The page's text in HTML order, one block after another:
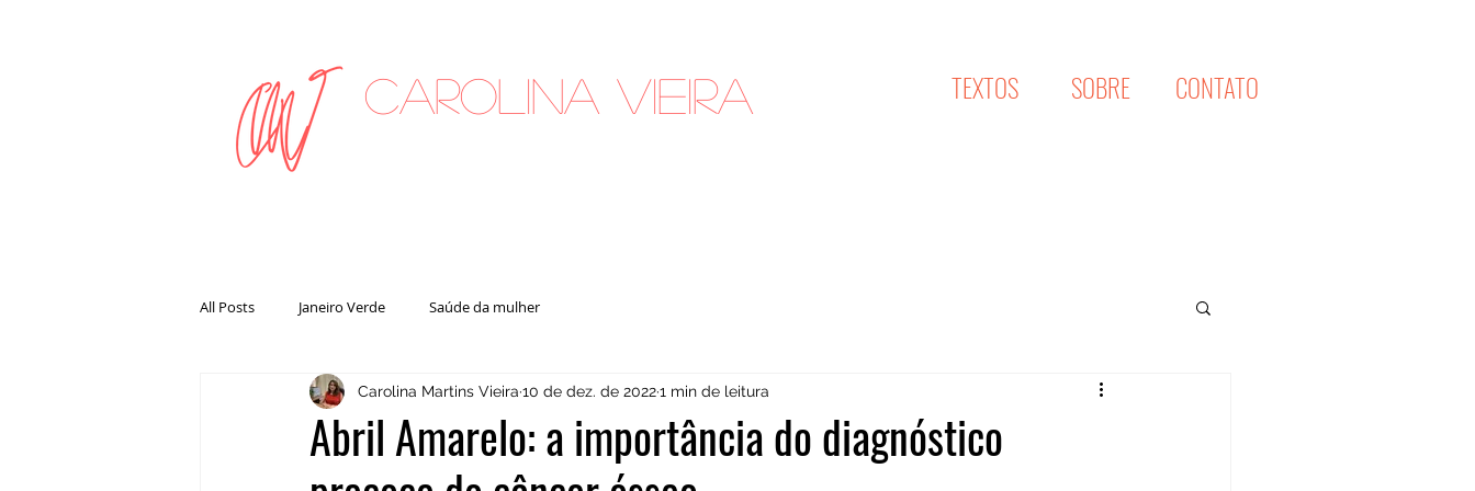
TEXTOS SOBRE CONTATO
Carolina Vieira
All Posts Janeiro Verde Saúde da mulher
Abril Amarelo: a importância do diagnóstico
Carolina Martins Vieira 10 de dez. de 20221 min de leitura